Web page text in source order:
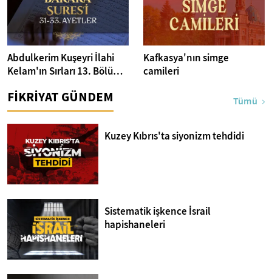
Abdulkerim Kuşeyri İlahi
Kelam'ın Sırları 13. Bölüm I
Ayetler Tefsiri
Kafkasya'nın simge
camileri
FİKRİYAT GÜNDEM Tümü
Kuzey Kıbrıs'ta siyonizm tehdidi
Sistematik işkence İsrail
hapishaneleri